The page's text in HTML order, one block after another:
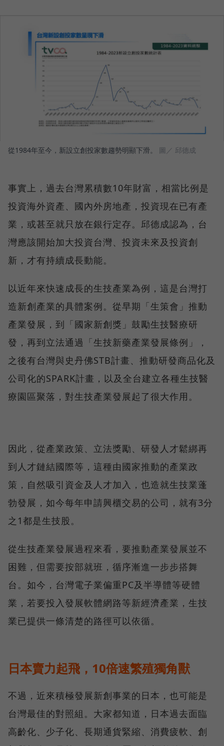
從1984年至今，新設立創投家數趨勢明顯下滑。 圖／ 邱德成
事實上，過去台灣累積數10年財富，相當比例是
投資海外資產、國內外房地產，投資現在已有產
業，或甚至就只放在銀行定存。邱德成認為，台
灣應該開始加大投資台灣、投資未來及投資創
新，才有持續成長動能。
以近年來快速成長的生技產業為例，這是台灣打
造新創產業的具體案例。從早期「生策會」推動
產業發展，到「國家新創獎」鼓勵生技醫療研
發，再到立法通過「生技新藥產業發展條例」，
之後有台灣與史丹佛STB計畫、推動研發商品化及
公司化的SPARK計畫，以及全台建立各種生技醫
療園區聚落，對生技產業發展起了很大作用。
因此，從產業政策、立法獎勵、研發人才鬆綁再
到人才鏈結國際等，這種由國家推動的產業政
策，自然吸引資金及人才加入，也造就生技業蓬
勃發展，如今每年申請興櫃交易的公司，就有3分
之1都是生技股。
從生技產業發展過程來看，要推動產業發展並不
困難，但需要按部就班，循序漸進一步步搭舞
台。如今，台灣電子業偏重PC及半導體等硬體
業，若要投入發展軟體網路等新經濟產業，生技
業已提供一條清楚的路徑可以依循。
日本賣力起飛，10倍速繁殖獨角獸
不過，近來積極發展新創事業的日本，也可能是
台灣最佳的對照組。大家都知道，日本過去面臨
高齡化、少子化、長期通貨緊縮、消費疲軟、創